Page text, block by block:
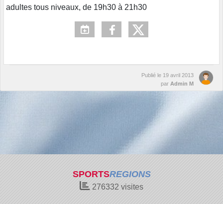
adultes tous niveaux, de 19h30 à 21h30
Publié le 19 avril 2013
par Admin M
SPORTSREGIONS
276332 visites